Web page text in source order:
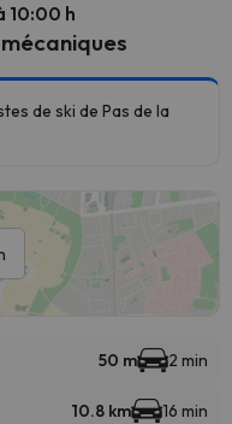
10:00 h
de ski de Pas de la
50 m 2 min
10.8 km 16 min